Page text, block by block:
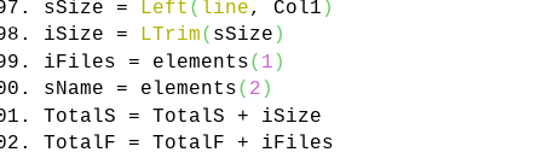
sSize = Left ( line, Col1 )
iSize = LTrim( sSize )
iFiles = elements( 1 )
sName = elements( 2 )
TotalS = TotalS + iSize
TotalF = TotalF + iFiles